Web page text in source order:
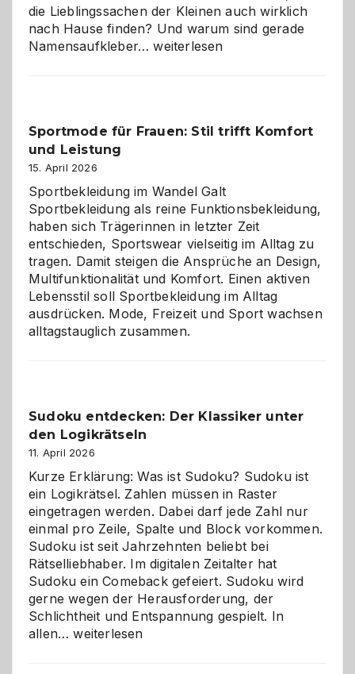
die Lieblingssachen der Kleinen auch wirklich
nach Hause finden? Und warum sind gerade
Namensaufkleber…Namensaufkleber
gegen
Chaos
weiterlesen
Sportmode für Frauen: Stil trifft Komfort
und Leistung
15. April 2026
Sportbekleidung im Wandel Galt
Sportbekleidung als reine Funktionsbekleidung,
haben sich Trägerinnen in letzter Zeit
entschieden, Sportswear vielseitig im Alltag zu
tragen. Damit steigen die Ansprüche an Design,
Multifunktionalität und Komfort. Einen aktiven
Lebensstil soll Sportbekleidung im Alltag
ausdrücken. Mode, Freizeit und Sport wachsen
alltagstauglich zusammen.
Sudoku entdecken: Der Klassiker unter
den Logikrätseln
11. April 2026
Kurze Erklärung: Was ist Sudoku? Sudoku ist
ein Logikrätsel. Zahlen müssen in Raster
eingetragen werden. Dabei darf jede Zahl nur
einmal pro Zeile, Spalte und Block vorkommen.
Sudoku ist seit Jahrzehnten beliebt bei
Rätselliebhaber. Im digitalen Zeitalter hat
Sudoku ein Comeback gefeiert. Sudoku wird
gerne wegen der Herausforderung, der
Schlichtheit und Entspannung gespielt. In
allen…Sudoku
weiterlesen